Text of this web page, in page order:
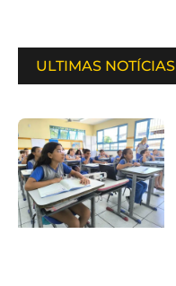
ULTIMAS NOTÍCIAS